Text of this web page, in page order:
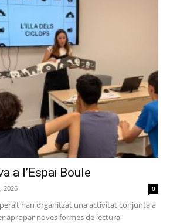
a l’Espai Boule
2026 0
han organitzat una activitat conjunta a
apropar noves formes de lectura